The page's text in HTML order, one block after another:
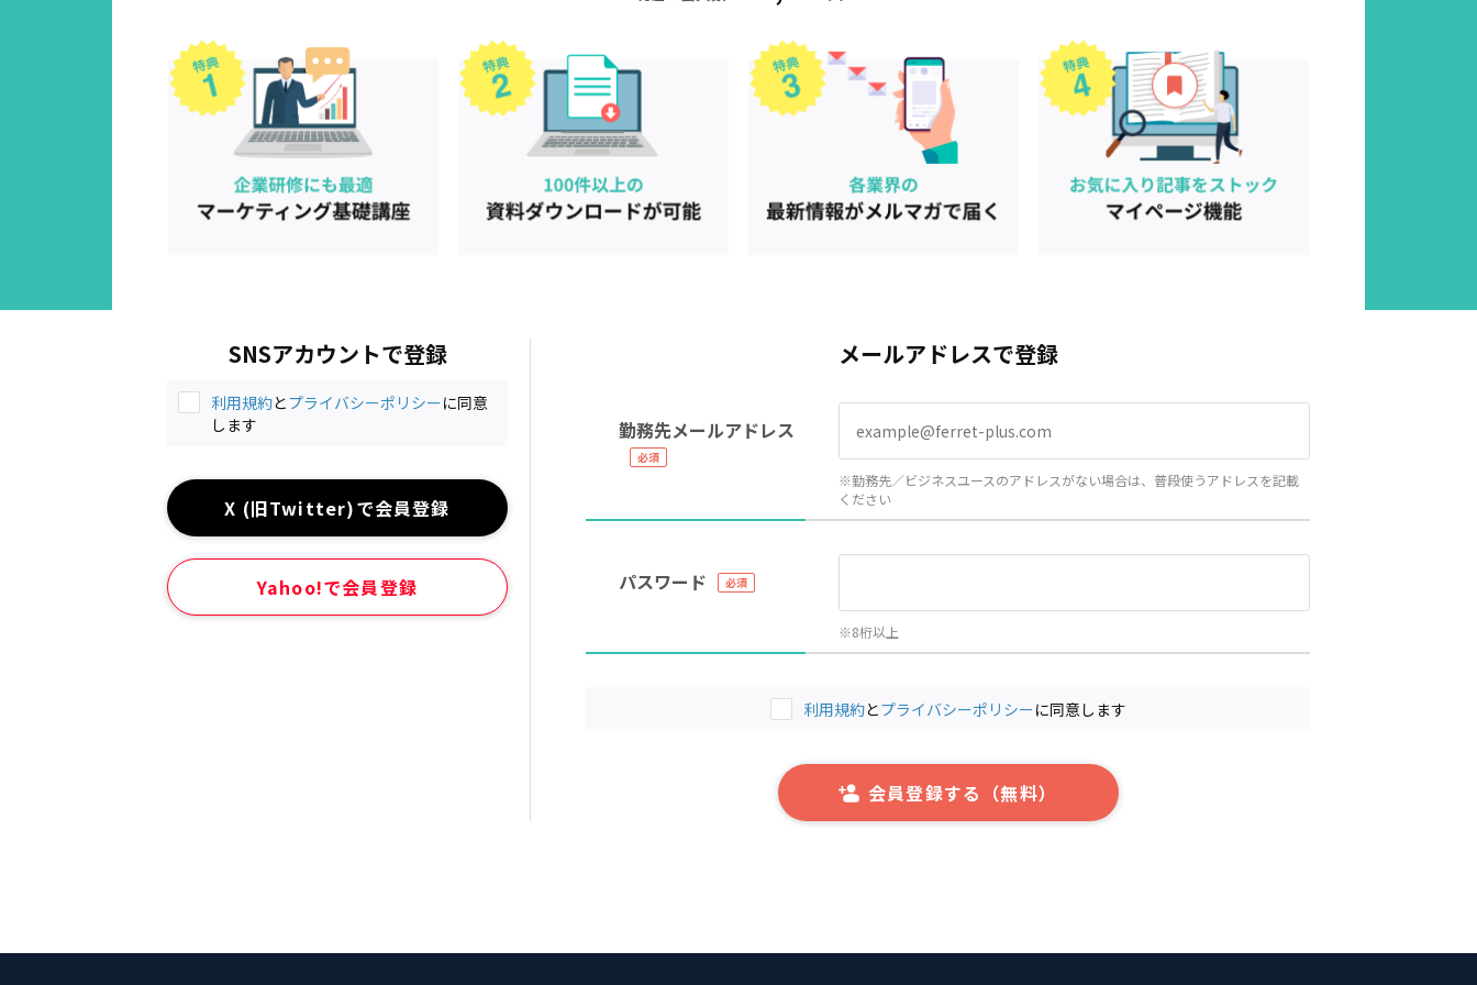
SNSアカウントで登録
利用規約とプライバシーポリシーに同意
します
X (旧Twitter)で会員登録
Yahoo!で会員登録
メールアドレスで登録
勤務先メールアドレス
※勤務先／ビジネスユースのアドレスがない場合は、普段使うアドレスを記載
ください
パスワード
※8桁以上
利用規約とプライバシーポリシーに同意します
会員登録する（無料）